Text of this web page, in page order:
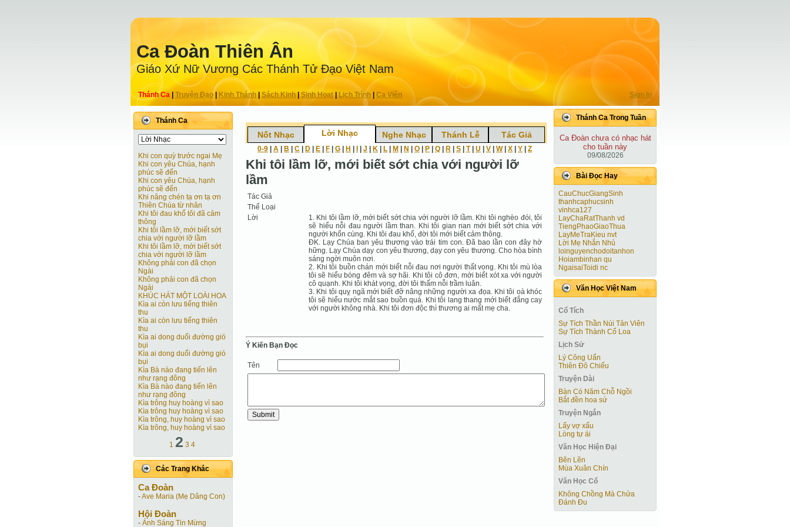
Ca Ðoàn Thiên Ân
Giáo Xứ Nữ Vương Các Thánh Tử Ðạo Việt Nam
Thánh Ca Truyện Ðạo| Kinh Thánh Sách Kinh|Sinh Hoạt| Lịch Trình Ca Viên Sign In
Thánh Ca
Khi con quỳ trước ngai Mẹ
Khi con yêu Chúa, hạnh
phúc sẽ đến
Khi con yêu Chúa, hạnh
phúc sẽ đến
Khi nâng chén tạ ơn tạ ơn
Thiên Chúa từ nhân
Khi tôi đau khổ tôi đã cảm
thông
Khi tôi lầm lỡ, mới biết sớt
chia với người lỡ lầm
Khi tôi lầm lỡ, mới biết sớt
chia với người lỡ lầm
Không phải con đã chọn
Ngài
Không phải con đã chọn
Ngài
KHÚC HÁT MỘT LOÀI HOA
Kìa ai còn lưu tiếng thiên
thu
Kìa ai còn lưu tiếng thiên
thu
Kìa ai dong duổi đường gió
bụi
Kìa ai dong duổi đường gió
bụi
Kìa Bà nào đang tiến lên
như rạng đông
Kìa Bà nào đang tiến lên
như rạng đông
Kìa trông huy hoàng vì sao
Kìa trông huy hoàng vì sao
Kìa trông, huy hoàng vì sao
Kìa trông, huy hoàng vì sao
1 2 3 4
Các Trang Khác
Ca Ðoàn
-Ave Maria (Mẹ Dâng Con)
Hội Ðoàn
- Ánh Sáng Tin Mừng
Nốt Nhạc Lời Nhạc Nghe Nhạc Thánh Lễ Tác Giả
0-9 A B C D E F G H J K L M N O P Q R S T| U V W| X Y Z
Khi tôi lầm lỡ, mới biết sớt chia với người lỡ
lầm
Tác Giả
Thể Loại
Lời
1. Khi tôi lầm lỡ, mới biết sớt chia với người lỡ lầm. Khi tôi nghèo đói, tôi
sẽ hiểu nỗi đau người lầm than. Khi tôi gian nan mới biết sớt chia với
người khốn cùng. Khi tôi đau khổ, đời tôi mới biết cảm thông.
ĐK. Lạy Chúa ban yêu thương vào trái tim con. Đã bao lần con đây hờ
hững. Lạy Chúa dạy con yêu thương, dạy con yêu thương. Cho hòa bình
sáng ngời muôn nơi.
2. Khi tôi buồn chán mới biết nỗi đau nơi người thất vọng. Khi tôi mù lòa
tôi sẽ hiểu bóng đêm và sợ hãi. Khi tôi cô đơn, mới biết xót xa với người
cô quạnh. Khi tôi khát vọng, đời tôi thấm nỗi trầm luân.
3. Khi tôi quỵ ngã mới biết đỡ nâng những người xa đọa. Khi tôi oà khóc
tôi sẽ hiểu nước mắt sao buồn quá. Khi tôi lang thang mới biết đắng cay
với người không nhà. Khi tôi đơn độc thì thương ai mất mẹ cha.
Ý Kiến Bạn Ðọc
Tên
Thánh Ca Trong Tuần
Ca Ðoàn chưa có nhạc hát
cho tuần này
09/08/2026
Bài Ðọc Hay
CauChucGiangSinh
thanhcaphucsinh
vinhca127
LayChaRatThanh vd
TiengPhaoGiaoThua
LayMeTraKieu nvt
Lời Mẹ Nhắn Nhủ
loinguyenchodoitanhon
Hoiambinhan qu
NgaisaiToidi nc
Văn Học Việt Nam
Cổ Tích
Sự Tích Thần Núi Tản Viên
Sự Tích Thành Cổ Loa
Lịch Sử
Lý Công Uẩn
Thiên Đô Chiếu
Truyện Dài
Bàn Có Năm Chỗ Ngồi
Bắt đền hoa sứ
Truyện Ngắn
Lấy vợ xấu
Lòng tự ái
Văn Học Hiện Ðại
Bẽn Lẽn
Mùa Xuân Chín
Văn Học Cổ
Không Chồng Mà Chửa
Đánh Đu